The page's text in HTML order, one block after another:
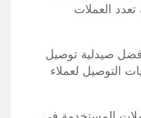
تعدد العملات
صيدلية توصيل
التوصيل لعملاء